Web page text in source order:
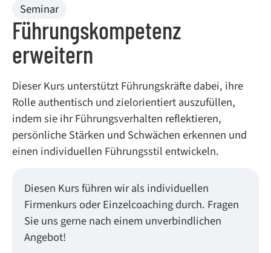
Seminar
Führungskompetenz
erweitern
Dieser Kurs unterstützt Führungskräfte dabei, ihre
Rolle authentisch und zielorientiert auszufüllen,
indem sie ihr Führungsverhalten reflektieren,
persönliche Stärken und Schwächen erkennen und
einen individuellen Führungsstil entwickeln.
Diesen Kurs führen wir als individuellen
Firmenkurs oder Einzelcoaching durch. Fragen
Sie uns gerne nach einem unverbindlichen
Angebot!